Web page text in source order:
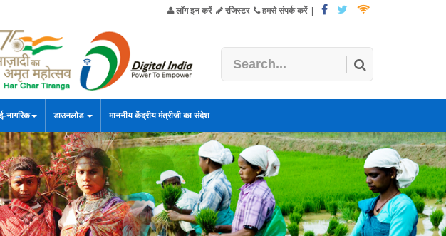
लॉग इन करें रजिस्टर हमसे संपर्क करें|
ई-नागरिक डाउनलोड माननीय केंद्रीय मंत्रीजी का संदेश